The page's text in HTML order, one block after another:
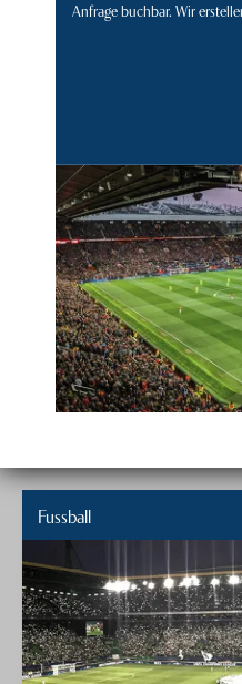
Anfrage buchbar. Wir
Fussball